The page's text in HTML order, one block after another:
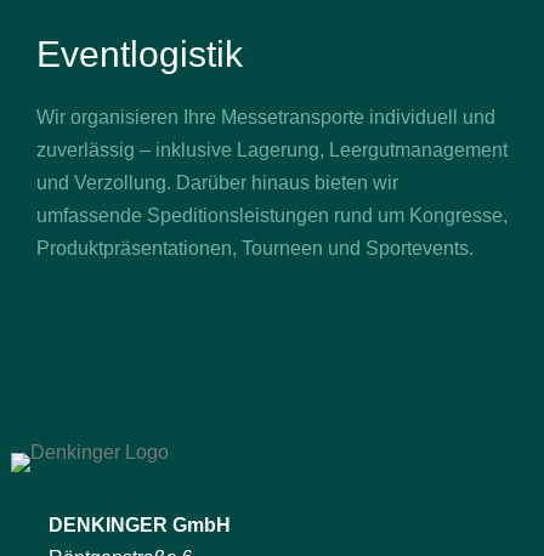
Eventlogistik
Wir organisieren Ihre Messetransporte individuell und
zuverlässig – inklusive Lagerung, Leergutmanagement
und Verzollung. Darüber hinaus bieten wir
umfassende Speditionsleistungen rund um Kongresse,
Produktpräsentationen, Tourneen und Sportevents.
DENKINGER GmbH